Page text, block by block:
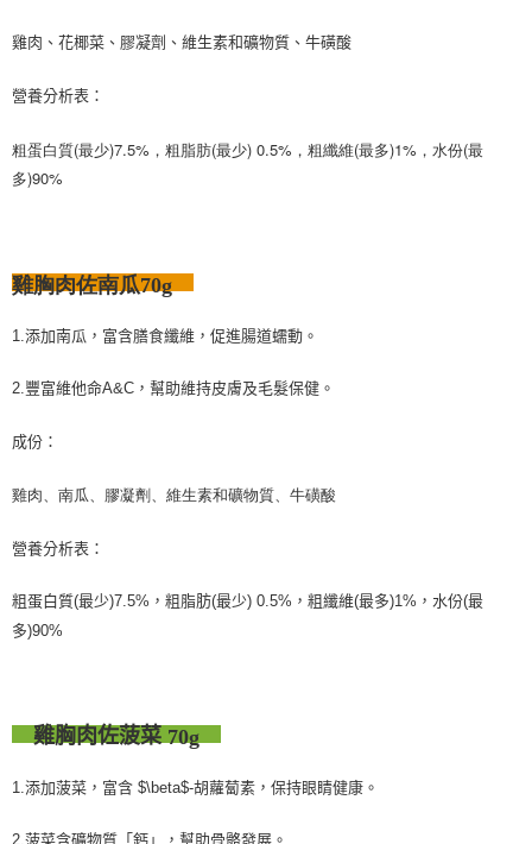
雞肉、花椰菜、膠凝劑、維生素和礦物質、牛磺酸
營養分析表：
粗蛋白質(最少)7.5%，粗脂肪(最少) 0.5%，粗纖維(最多)1%，水份(最
多)90%
雞胸肉佐南瓜70g
1.添加南瓜，富含膳食纖維，促進腸道蠕動。
2.豐富維他命A&C，幫助維持皮膚及毛髮保健。
成份：
雞肉、南瓜、膠凝劑、維生素和礦物質、牛磺酸
營養分析表：
粗蛋白質(最少)7.5%，粗脂肪(最少) 0.5%，粗纖維(最多)1%，水份(最
多)90%
雞胸肉佐菠菜 70g
1.添加菠菜，富含 $\beta$-胡蘿蔔素，保持眼睛健康。
2.菠菜含礦物質「鈣」，幫助骨骼發展。